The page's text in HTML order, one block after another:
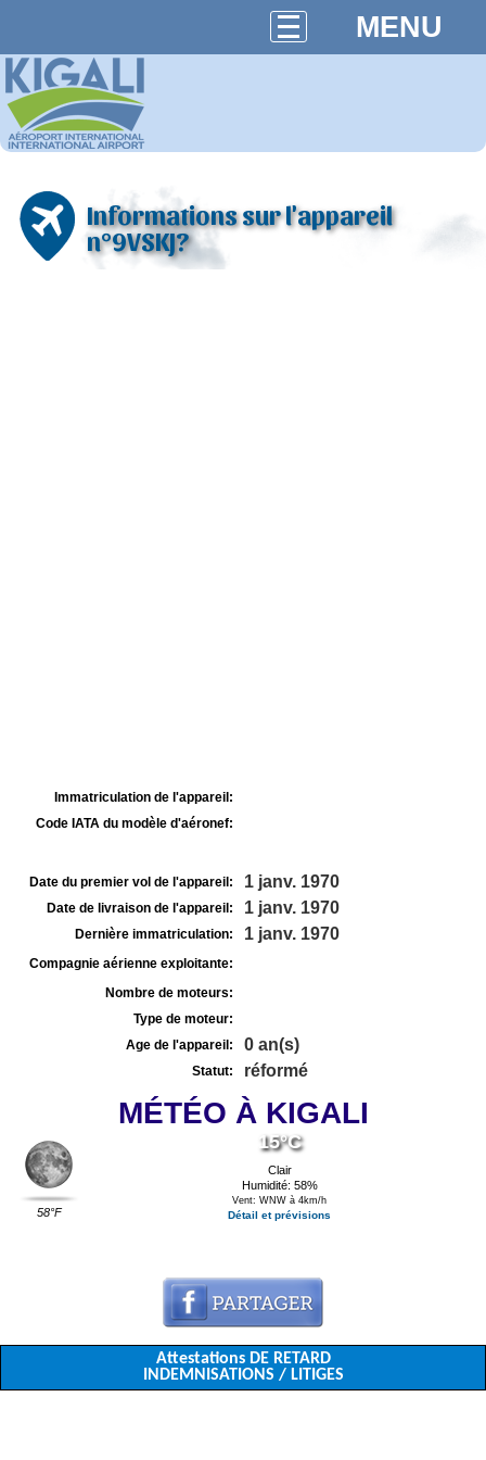
MENU
Informations sur l'appareil
n°9VSKJ?
Immatriculation de l'appareil:
Code IATA du modèle d'aéronef:
Date du premier vol de l'appareil: 1 janv. 1970
Date de livraison de l'appareil: 1 janv. 1970
Dernière immatriculation: 1 janv. 1970
Compagnie aérienne exploitante:
Nombre de moteurs:
Type de moteur:
Age de l'appareil:
0 an(s)
Statut: réformé
MÉTÉO À KIGALI
58°F
15°C
Clair
Humidité: 58%
Vent: WNW à 4km/h
Détail et prévisions
Attestations DE RETARD
INDEMNISATIONS / LITIGES